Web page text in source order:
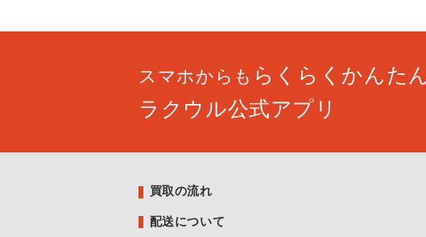
スマホからも らくらくかんた
ラクウル公式アプリ
買取の流れ
配送について